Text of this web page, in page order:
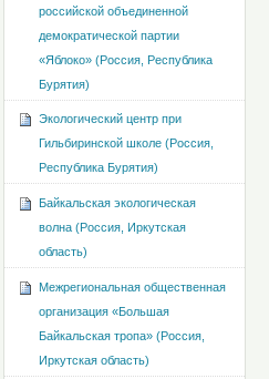
российской объединенной
демократической партии
«Яблоко» (Россия, Республика
Бурятия)
Экологический центр при
Гильбиринской школе (Россия,
Республика Бурятия)
Байкальская экологическая
волна (Россия, Иркутская
область)
Межрегиональная общественная
организация «Большая
Байкальская тропа» (Россия,
Иркутская область)